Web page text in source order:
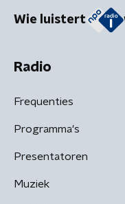
Wie luistert
Radio
Frequenties
Programma's
Presentatoren
Muziek